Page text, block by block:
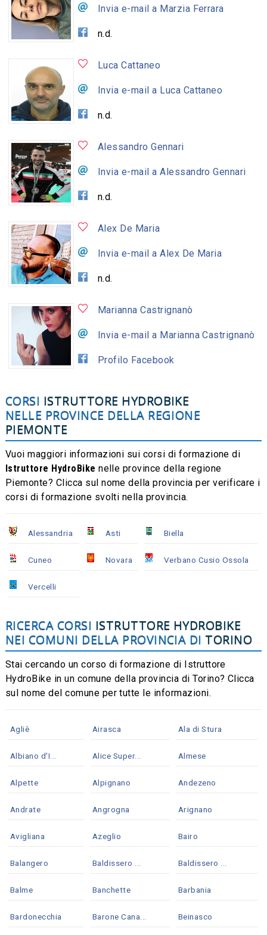
Invia e-mail a Marzia Ferrara
n.d.
Luca Cattaneo
Invia e-mail a Luca Cattaneo
n.d.
Alessandro Gennari
Invia e-mail a Alessandro Gennari
n.d.
Alex De Maria
Invia e-mail a Alex De Maria
n.d.
Marianna Castrignanò
Invia e-mail a Marianna Castrignanò
Profilo Facebook
CORSI ISTRUTTORE HYDROBIKE
NELLE PROVINCE DELLA REGIONE
PIEMONTE
Vuoi maggiori informazioni sui corsi di formazione di
Istruttore HydroBike nelle province della regione
Piemonte? Clicca sul nome della provincia per verificare i
corsi di formazione svolti nella provincia.
Alessandria Asti Biella
Cuneo Novara Verbano Cusio Ossola
Vercelli
RICERCA CORSI ISTRUTTORE HYDROBIKE
NEI COMUNI DELLA PROVINCIA DI TORINO
Stai cercando un corso di formazione di Istruttore
HydroBike in un comune della provincia di Torino? Clicca
sul nome del comune per tutte le informazioni.
Agliè Airasca Ala di Stura
Albiano d'I... Alice Super... Almese
Alpette Alpignano Andezeno
Andrate Angrogna Arignano
Avigliana Azeglio Bairo
Balangero Baldissero ... Baldissero ...
Balme Banchette Barbania
Bardonecchia Barone Cana... Beinasco